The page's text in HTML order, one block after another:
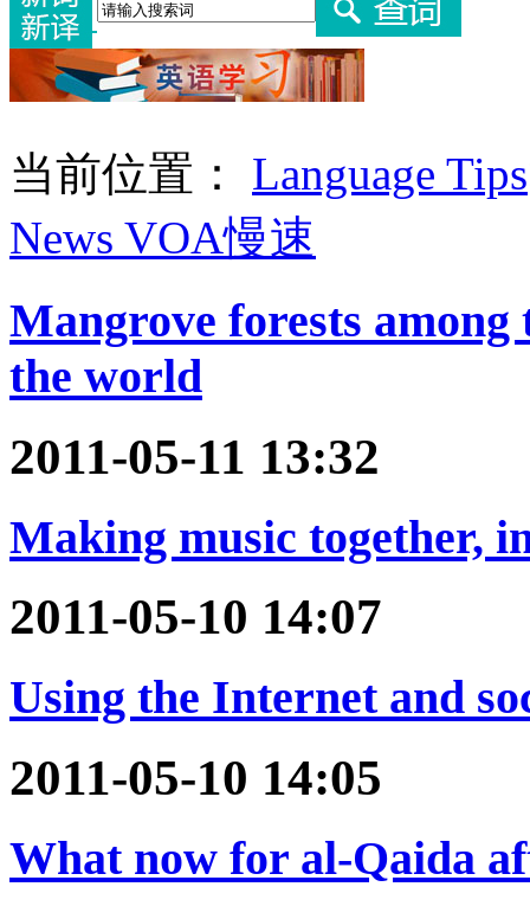
当前位置： Language Tips
News VOA慢速
Mangrove forests
the world
2011-05-11 13:32
Making music together,
2011-05-10 14:07
Using the Internet and
2011-05-10 14:05
What now for al-Qaida